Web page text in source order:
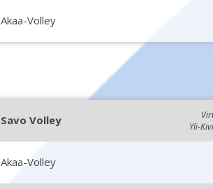
Akaa-Volley
Savo Volley
Yli-
Akaa-Volley